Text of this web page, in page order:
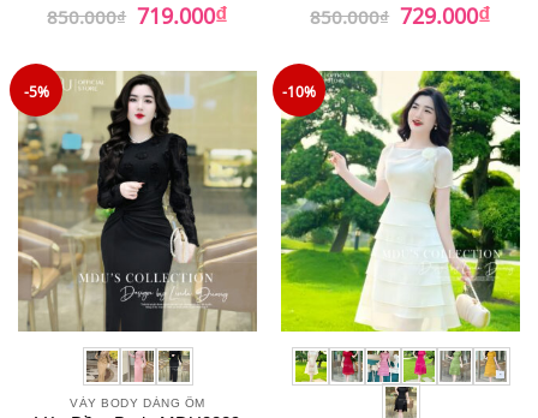
850.000₫ gốc
719.000₫hiện
719.000₫.
850.000₫ gốc
729.000₫hiện
-5%
VÁY BODY DÁNG ÔM
-10%